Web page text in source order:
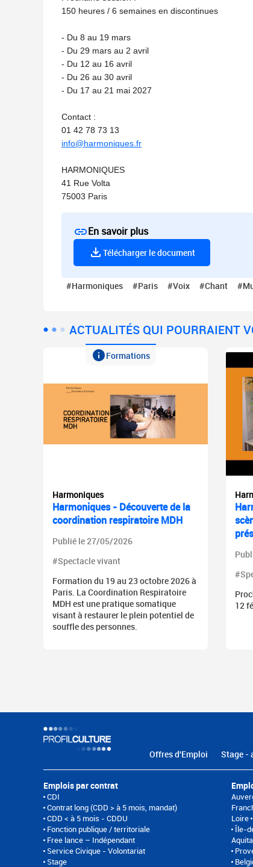
150 heures / 6 semaines en discontinues
- Du 8 au 19 mars
- Du 29 mars au 2 avril
- Du 12 au 16 avril
- Du 26 au 30 avril
- Du 17 au 21 mai 2027
Contact :
01 42 78 73 13
info@harmoniques.fr
HARMONIQUES
41 Rue Volta
75003 Paris
En savoir plus
Télécharger le document
#Harmoniques #Paris #Voix #Chant
ACTUALITÉS QUI POURRAIENT
Formations
Harmoniques
Harmoniques - Découverte de la
coordination respiratoire MDH
Publié le 27/05/2026
#Spectacle vivant
Formation du 19 au 23 octobre 2026 à
Paris. La Coordination Respiratoire
MDH est une pratique somatique
visant à restaurer le plein potentiel de
souffle des personnes.
12
Offres d'Emploi Stage -
Emplois par contrat
CDI
Contrat long (CDD > à 5 mois, mandat)
CDD < à 5 mois - CDDU
Fonction publique / territoriale
Free lance – Indépendant
Service Civique - Volontariat
Stage
Loire
Île-